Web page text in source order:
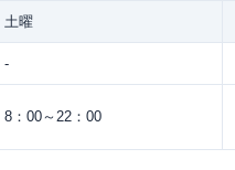
土曜
-
8：00～22：00